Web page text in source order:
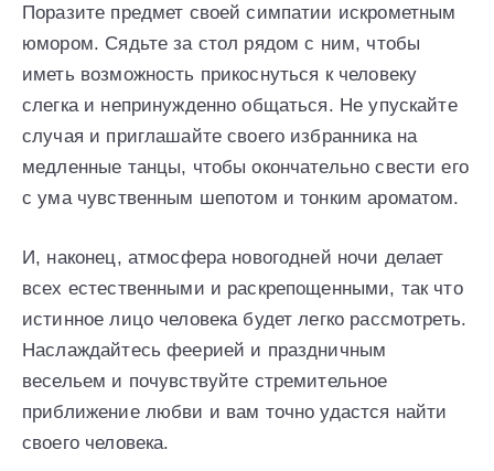
Поразите предмет своей симпатии искрометным
юмором. Сядьте за стол рядом с ним, чтобы
иметь возможность прикоснуться к человеку
слегка и непринужденно общаться. Не упускайте
случая и приглашайте своего избранника на
медленные танцы, чтобы окончательно свести его
с ума чувственным шепотом и тонким ароматом.
И, наконец, атмосфера новогодней ночи делает
всех естественными и раскрепощенными, так что
истинное лицо человека будет легко рассмотреть.
Наслаждайтесь феерией и праздничным
весельем и почувствуйте стремительное
приближение любви и вам точно удастся найти
своего человека.